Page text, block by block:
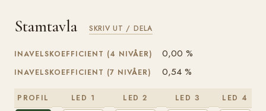
Stamtavla SKRIV UT / DELA
INAVELSKOEFFICIENT (4 NIVÅER) 0,00 %
INAVELSKOEFFICIENT (7 NIVÅER) 0,54 %
PROFIL LED 1 LED 2 LED 3 LED 4